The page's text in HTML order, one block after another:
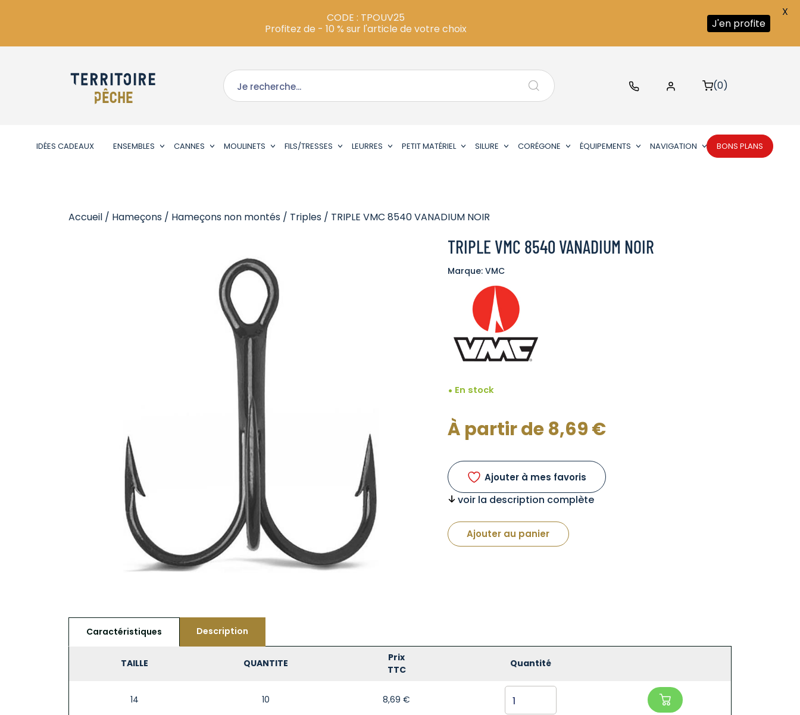
(0)
IDÉES CADEAUX ENSEMBLES CANNES MOULINETS FILS/TRESSES LEURRES PETIT MATÉRIEL SILURE CORÉGONE ÉQUIPEMENTS NAVIGATION BONS PLANS
Accueil / Hameçons / Hameçons non montés / Triples / TRIPLE VMC 8540 VANADIUM NOIR
TRIPLE VMC 8540 VANADIUM NOIR
Marque: VMC
En stock
À partir de8,69€
Ajouter à mes favoris
voir la description complète
Ajouter au panier
Caractéristiques Description
TAILLE QUANTITE
Prix
TTC
Quantité
14 10 8,69 €
CODE : TPOUV25
Profitez de - 10 % sur l'article de votre choix
J'en profite
X